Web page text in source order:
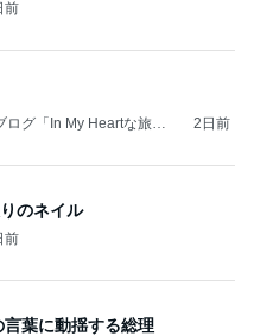
前
グ「In My Heartな旅日
2日前
のネイル
前
葉に動揺する総理